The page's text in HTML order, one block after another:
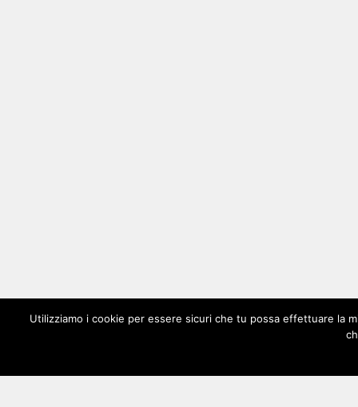
Utilizziamo i cookie per essere sicuri che tu possa effettuare la